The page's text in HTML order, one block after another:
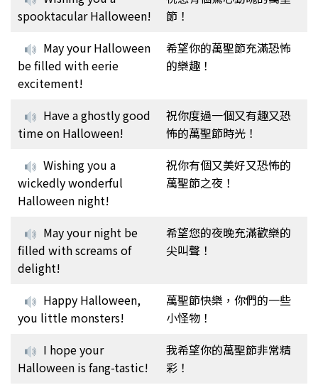
spooktacular Halloween!
節！
May your Halloween
be filled with eerie
excitement!
希望你的萬聖節充滿恐怖
的樂趣！
Have a ghostly good
time on Halloween!
祝你度過一個又有趣又恐
怖的萬聖節時光！
Wishing you a
wickedly wonderful
Halloween night!
祝你有個又美好又恐怖的
萬聖節之夜！
May your night be
filled with screams of
delight!
希望您的夜晚充滿歡樂的
尖叫聲！
Happy Halloween,
you little monsters!
萬聖節快樂，你們的一些
小怪物！
I hope your
Halloween is fang-tastic!
我希望你的萬聖節非常精
彩！